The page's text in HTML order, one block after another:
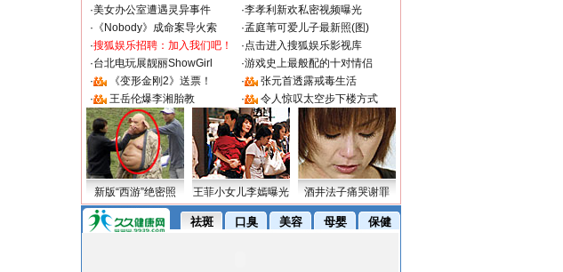
·美女办公室遭遇灵异事件 ·李孝利新欢私密视频曝光
· 《Nobody》成命案导火索 ·孟庭苇可爱儿子最新照(图)
·搜狐娱乐招聘：加入我们吧！ ·点击进入搜狐娱乐影视库
·台北电玩展靓丽ShowGirl ·游戏史上最般配的十对情侣
·
《变形金刚2》送票！ ·
张元首透露戒毒生活
·
王岳伦爆李湘胎教 · 令人惊叹太空步下楼方式
新版“西游”绝密照 王菲小女儿李嫣曝光 酒井法子痛哭谢罪